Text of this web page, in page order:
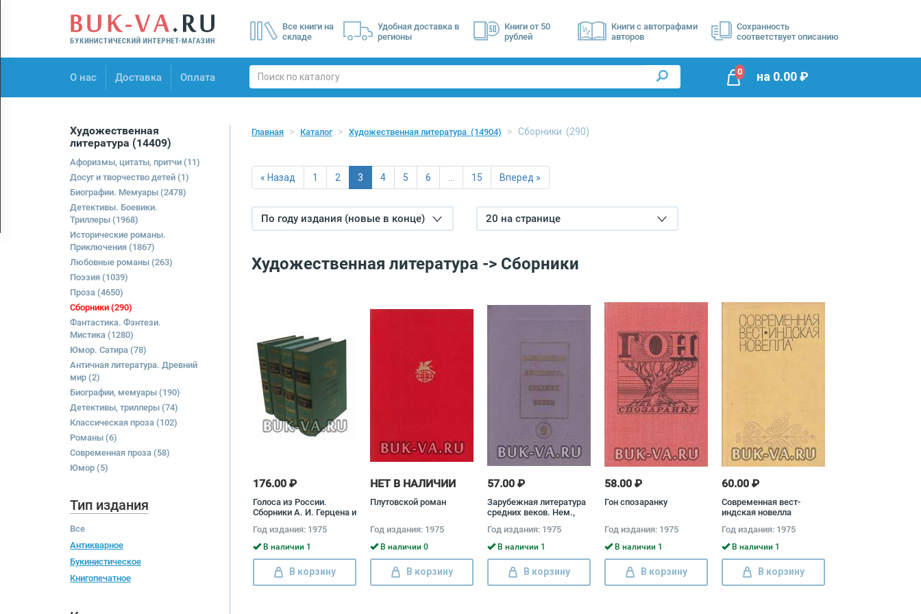
Все книги на
складе
Удобная доставка в
регионы
Книги от 50
рублей
Книги с автографами
авторов
Сохранность
соответствует описанию
О нас Доставка Оплата
О нас
0 на 0.00₽
Художественная
литература (14409)
Афоризмы, цитаты, притчи (11)
Досуг и творчество детей (1)
Биографии. Мемуары (2478)
Детективы. Боевики.
Триллеры (1968)
Исторические романы.
Приключения (1867)
Любовные романы (263)
Поэзия (1039)
Проза (4650)
Сборники (290)
Фантастика. Фэнтези.
Мистика (1280)
Юмор. Сатира (78)
Античная литература. Древний
мир (2)
Биографии, мемуары (190)
Детективы, триллеры (74)
Классическая проза (102)
Романы (6)
Современная проза (58)
Юмор (5)
Тип издания
Все
Антикварное
Букинистическое
Книгопечатное
Главная Каталог Художественная литература (14904) Сборники (290)
« Назад 1 2 3 4 5 6 15 Вперед »
По году издания (новые в конце) 20 на странице
Художественная литература -> Сборники
176.00 ₽
Голоса из России.
Сборники А. И. Герцена и
из 4 книг) Александр
Герцен, Николай Огарев
Год издания: 1975
В наличии 1
В корзину
НЕТ В НАЛИЧИИ
Плутовской роман
Год издания: 1975
В наличии 0
В корзину
57.00 ₽
Зарубежная литература
средних веков. Нем.,
польск., серб., болг.
литературы
Год издания: 1975
В наличии 1
В корзину
58.00 ₽
Гон спозаранку
Год издания: 1975
В наличии 1
В корзину
60.00 ₽
Современная вест-
индская новелла
Год издания: 1975
В наличии 1
В корзину